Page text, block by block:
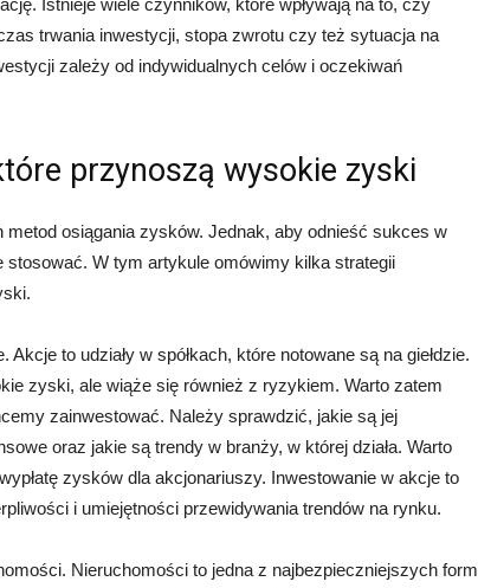
trwania inwestycji, stopa zwrotu czy też sytuacja na
zależy od indywidualnych celów i oczekiwań
przynoszą wysokie zyski
osiągania zysków. Jednak, aby odnieść sukces w
W tym artykule omówimy kilka strategii
to udziały w spółkach, które notowane są na giełdzie.
zyski, ale wiąże się również z ryzykiem. Warto zatem
zainwestować. Należy sprawdzić, jakie są jej
oraz jakie są trendy w branży, w której działa. Warto
zysków dla akcjonariuszy. Inwestowanie w akcje to
i umiejętności przewidywania trendów na rynku.
Nieruchomości to jedna z najbezpieczniejszych form